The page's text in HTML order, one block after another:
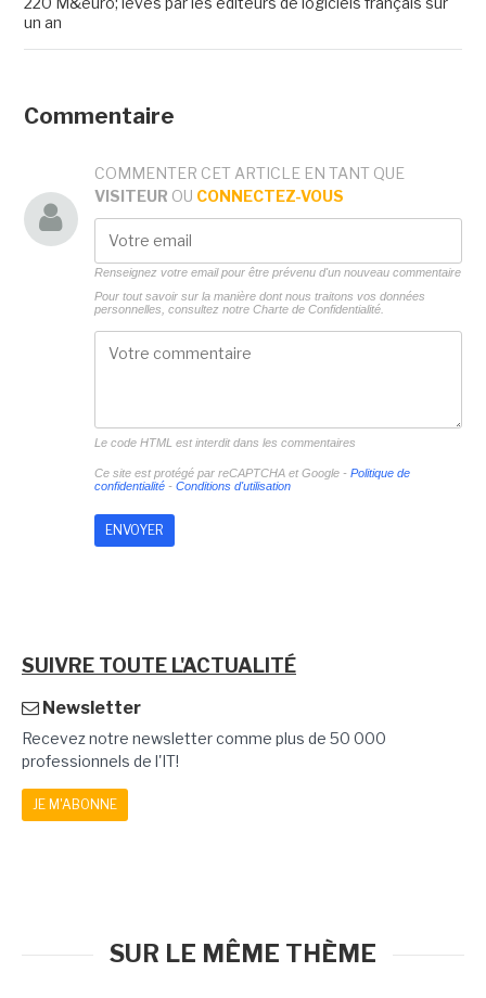
un an
Commentaire
COMMENTER CET ARTICLE EN TANT QUE
VISITEUR OU CONNECTEZ-VOUS
Renseignez votre email pour être prévenu d'un nouveau commentaire
Pour tout savoir sur la manière dont nous traitons vos données
personnelles, consultez notre Charte de Confidentialité.
Le code HTML est interdit dans les commentaires
Ce site est protégé par reCAPTCHA et Google - Politique de
confidentialité- Conditions d'utilisation
SUIVRE TOUTE L'ACTUALITÉ
Newsletter
Recevez notre newsletter comme plus de 50 000
professionnels de l'IT!
JE M'ABONNE
SUR LE MÊME THÈME